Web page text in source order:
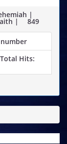
|
| 849
Hits: